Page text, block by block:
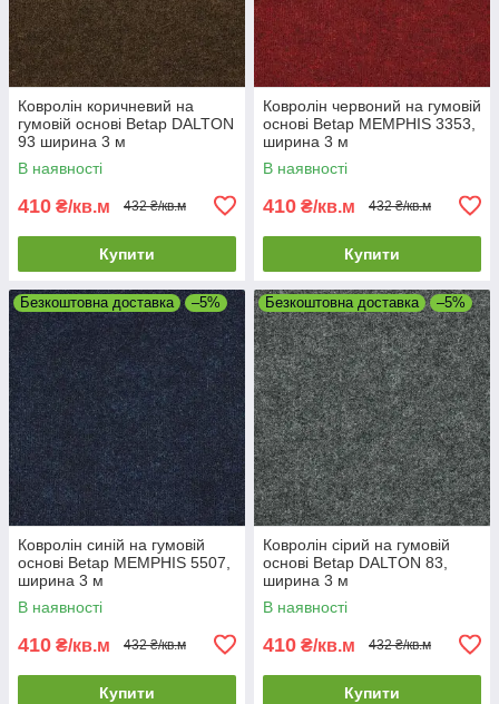
Ковролін коричневий на
гумовій основі Betap DALTON
93 ширина 3 м
В наявності
410 ₴/кв.м 432 ₴/кв.м
Купити
Ковролін червоний на гумовій
основі Betap MEMPHIS 3353,
ширина 3 м
В наявності
410 ₴/кв.м 432 ₴/кв.м
Купити
Безкоштовна доставка –5%
Ковролін синій на гумовій
основі Betap MEMPHIS 5507,
ширина 3 м
В наявності
410 ₴/кв.м 432 ₴/кв.м
Купити
Безкоштовна доставка –5%
Ковролін сірий на гумовій
основі Betap DALTON 83,
ширина 3 м
В наявності
410 ₴/кв.м 432 ₴/кв.м
Купити